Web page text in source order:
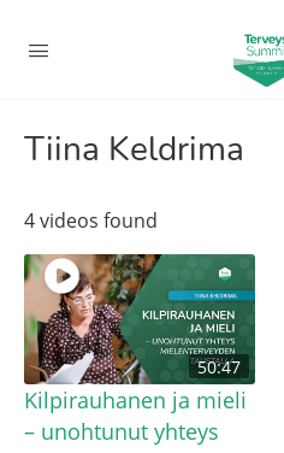
Tiina Keldrima
4 videos found
50:47
Kilpirauhanen ja mieli
– unohtunut yhteys